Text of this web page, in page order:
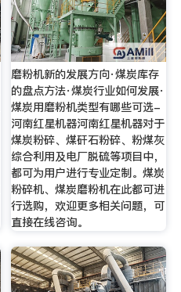
磨粉机新的发展方向·煤炭库存
的盘点方法·煤炭行业如何发展·
煤炭用磨粉机类型有哪些可选-
河南红星机器河南红星机器对于
煤炭粉碎、煤矸石粉碎、粉煤灰
综合利用及电厂脱硫等项目中，
都可为用户进行专业定制。煤炭
粉碎机、煤炭磨粉机在此都可进
行选购，欢迎更多相关问题，可
直接在线咨询。